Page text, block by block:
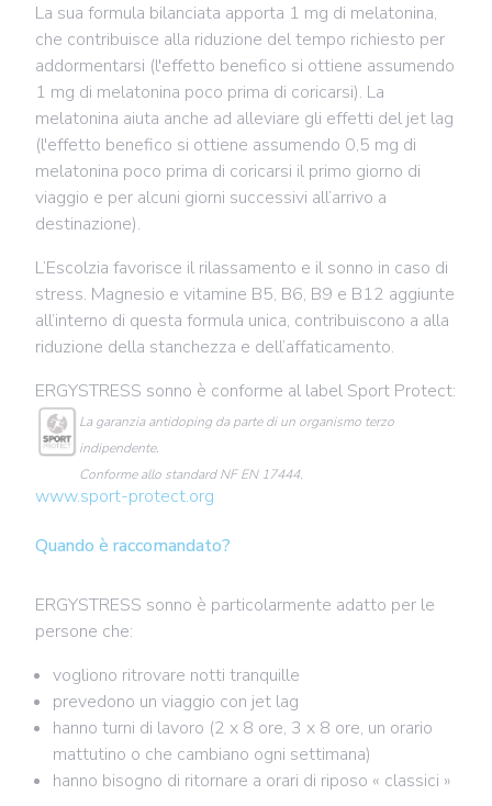
La sua formula bilanciata apporta 1 mg di melatonina,
che contribuisce alla riduzione del tempo richiesto per
addormentarsi (l'effetto benefico si ottiene assumendo
1 mg di melatonina poco prima di coricarsi). La
melatonina aiuta anche ad alleviare gli effetti del jet lag
(l'effetto benefico si ottiene assumendo 0,5 mg di
melatonina poco prima di coricarsi il primo giorno di
viaggio e per alcuni giorni successivi all’arrivo a
destinazione).
L’Escolzia favorisce il rilassamento e il sonno in caso di
stress. Magnesio e vitamine B5, B6, B9 e B12 aggiunte
all’interno di questa formula unica, contribuiscono a alla
riduzione della stanchezza e dell’affaticamento.
ERGYSTRESS sonno è conforme al label Sport Protect:
La garanzia antidoping da parte di un organismo terzo
indipendente.
Conforme allo standard NF EN 17444.
www.sport-protect.org
Quando è raccomandato?
ERGYSTRESS sonno è particolarmente adatto per le
persone che:
vogliono ritrovare notti tranquille
prevedono un viaggio con jet lag
hanno turni di lavoro (2 x 8 ore, 3 x 8 ore, un orario
mattutino o che cambiano ogni settimana)
hanno bisogno di ritornare a orari di riposo « classici »